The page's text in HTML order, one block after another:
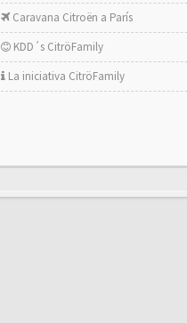
Caravana Citroën a París
KDD´s CitröFamily
La iniciativa CitröFamily